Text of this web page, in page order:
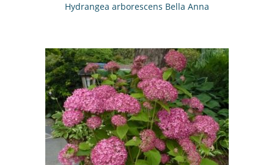
Hydrangea arborescens Вella Anna